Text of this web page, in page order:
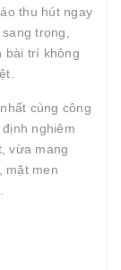
thu hút ngay
trọng,
bài trí không
cùng công
nghiêm
vừa mang
mặt men